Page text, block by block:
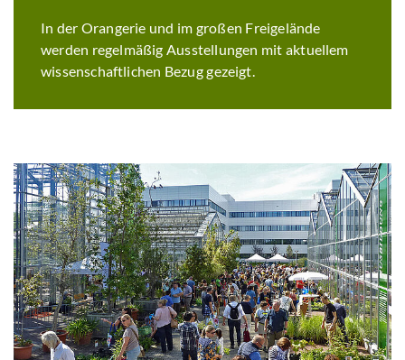
In der Orangerie und im großen Freigelände
werden regelmäßig Ausstellungen mit aktuellem
wissenschaftlichen Bezug gezeigt.